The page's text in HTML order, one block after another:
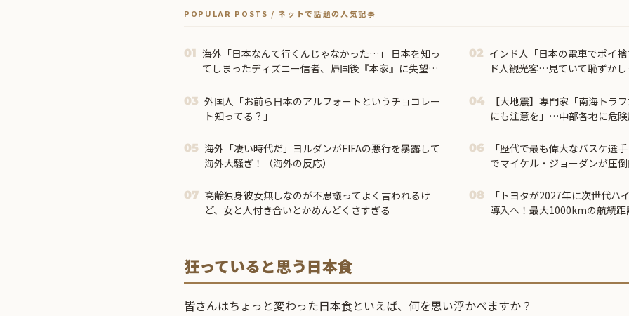
POPULAR POSTS / ネットで話題の人気記事
01 海外「日本なんて行くんじゃなかった…」 日本を知っ
てしまったディズニー信者、帰国後『本家』に失望す
02 インド人「日本の電車でポイ
ド人観光客…見ていて恥ずか
03 外国人「お前ら日本のアルフォートというチョコレー
ト知ってる？」
04
【大地震】専門家「南海トラ
にも注意を」…中部各地に危
05 海外「凄い時代だ」ヨルダンがFIFAの悪行を暴露して
海外大騒ぎ！（海外の反応）
06
「歴代で最も偉大なバスケ選
でマイケル・ジョーダンが圧
07 高齢独身彼女無しなのが不思議ってよく言われるけ
ど、女と人付き合いとかめんどくさすぎる
08
「トヨタが2027年に次世代ハ
導入へ！最大1000kmの航続
狂っていると思う日本食
皆さんはちょっと変わった日本食といえば、何を思い浮かべますか？